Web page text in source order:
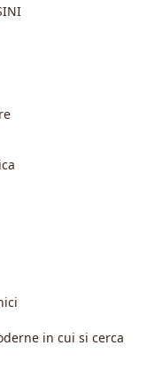
in cui si cerca